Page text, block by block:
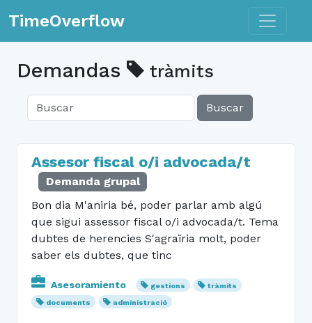
TimeOverflow Toggle
Demandas tràmits
Buscar
Assesor fiscal o/i advocada/t
Demanda grupal
Bon dia M'aniria bé, poder parlar amb algú
que sigui assessor fiscal o/i advocada/t. Tema
dubtes de herencies S'agraïria molt, poder
saber els dubtes, que tinc
Asesoramiento gestions
tràmits
documents
administració